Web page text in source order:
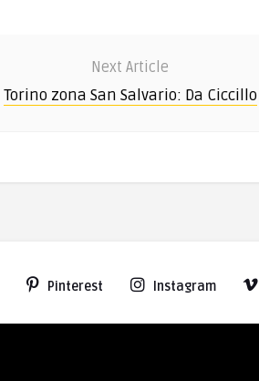
Next Article
Torino zona San Salvario: Da Ciccillo
Pinterest Instagram